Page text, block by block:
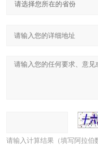
请输入计算结果（填写阿拉伯